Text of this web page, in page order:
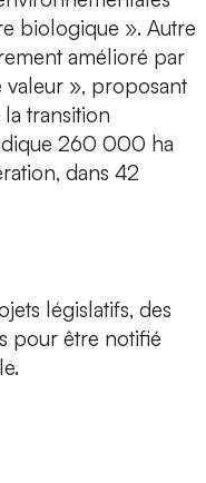
biologique ». Autre
amélioré par
valeur », proposant
transition
260 000 ha
dans 42
législatifs, des
pour être notifié